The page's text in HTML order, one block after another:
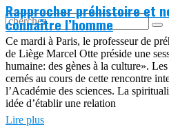
Rapprocher préhistoire et
connaître l’homme
Ce mardi à Paris, le professeur de
de Liège Marcel Otte préside une
humaine: des gènes à la culture».
cernés au cours de cette rencontre
l’Académie des sciences. La
idée d’établir une relation
Lire plus